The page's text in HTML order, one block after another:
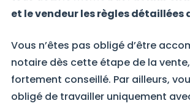
et le vendeur les règles détaillées
Vous n’êtes pas obligé d’être
notaire dès cette étape de la
fortement conseillé. Par ailleurs,
obligé de travailler uniquement